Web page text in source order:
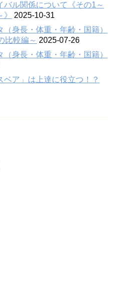
ル関係について《その1～
2025-10-31
身長・体重・年齢・国籍）
比較編～ 2025-07-26
身長・体重・年齢・国籍）
ベア」は上達に役立つ！？